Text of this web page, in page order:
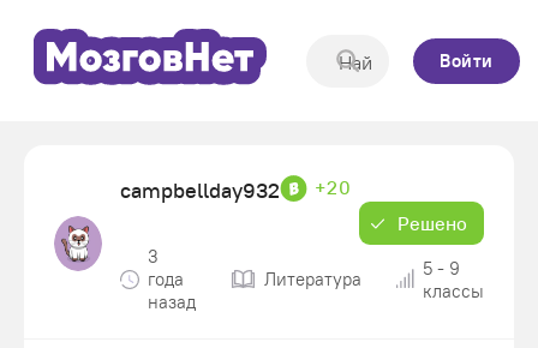
Войти
campbellday932
+20
Решено
3
года
назад
Литература
5 - 9
классы